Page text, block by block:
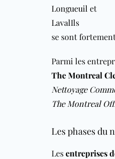
Longueuil et
LavalIls
se sont
Parmi les
The Montreal
Nettoyage
The Montreal
Les phases du
Lesentreprises